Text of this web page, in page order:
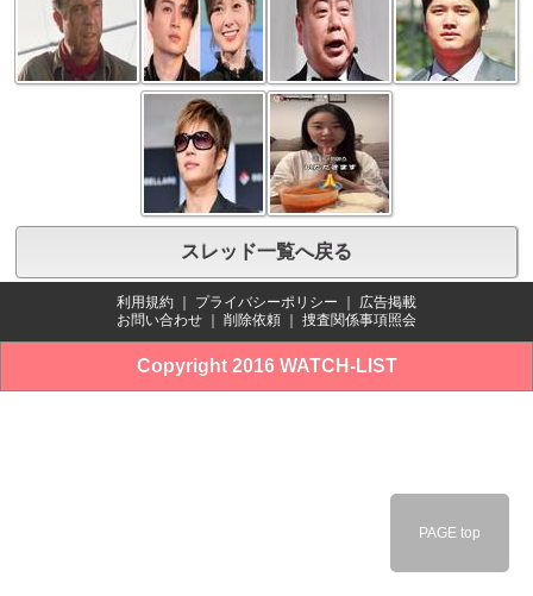
スレッド一覧へ戻る
利用規約 プライバシーポリシー
広告掲載
お問い合わせ
削除依頼 捜査関係事項照会
Copyright 2016 WATCH-LIST
PAGE top